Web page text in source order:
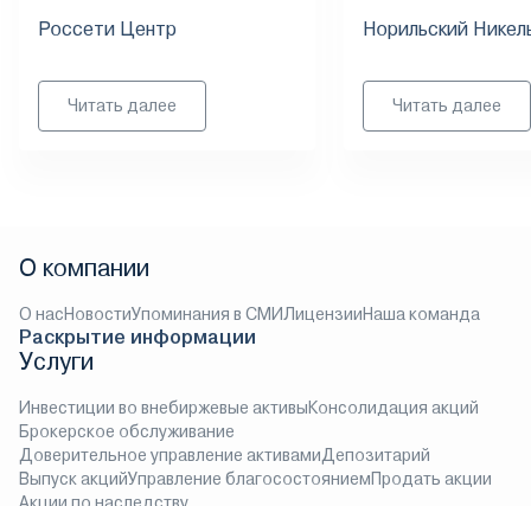
Россети Центр
Читать далее
Норильский
Читать далее
О компании
О насНовостиУпоминания в СМИЛицензииНаша команда
Раскрытие информации
Услуги
Инвестиции во внебиржевые активыКонсолидация акций
Брокерское обслуживание
Доверительное управление активамиДепозитарий
Выпуск акцийУправление благосостояниемПродать акции